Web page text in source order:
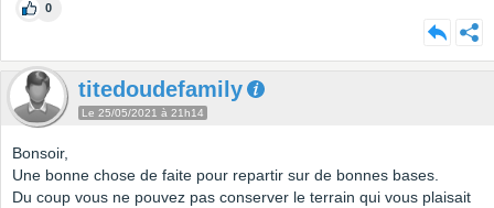
0
titedoudefamily
Le 25/05/2021 à 21h14
Bonsoir,
Une bonne chose de faite pour repartir sur de bonnes bases.
Du coup vous ne pouvez pas conserver le terrain qui vous plaisait